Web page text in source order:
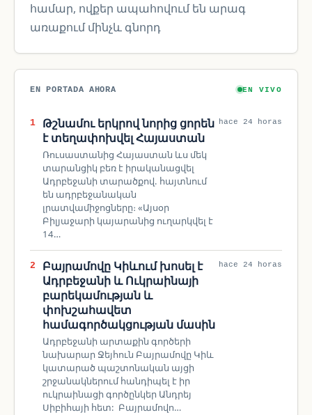
համար, ովքեր ապահովում են արագ
առաքում մինչև գնորդ
EN PORTADA AHORA EN VIVO
1
Թշնամու երկրով նորից ցորեն
է տեղափոխվել Հայաստան
Ռուսաստանից Հայաստան ևս մեկ
տարանցիկ բեռ է իրականացվել
Ադրբեջանի տարածքով. հայտնում
են ադրբեջանական
լրատվամիջոցները։ «Այսօր
Բիլյաջարի կայարանից ուղարկվել է
14…
hace 24 horas
2
Բայրամովը Կիևում խոսել է
Ադրբեջանի և Ուկրաինայի
բարեկամության և
փոխշահավետ
համագործակցության մասին
Ադրբեջանի արտաքին գործերի
նախարար Ջեյհուն Բայրամովը Կիև
կատարած պաշտոնական այցի
շրջանակներում հանդիպել է իր
ուկրաինացի գործընկեր Անդրեյ
Սիբիհայի հետ: Բայրամովn…
hace 24 horas